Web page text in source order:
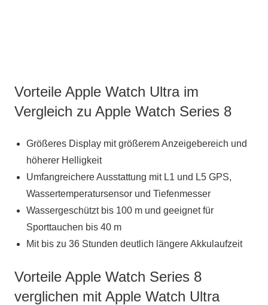
Vorteile Apple Watch Ultra im
Vergleich zu Apple Watch Series 8
Größeres Display mit größerem Anzeigebereich und
höherer Helligkeit
Umfangreichere Ausstattung mit L1 und L5 GPS,
Wassertemperatursensor und Tiefenmesser
Wassergeschützt bis 100 m und geeignet für
Sporttauchen bis 40 m
Mit bis zu 36 Stunden deutlich längere Akkulaufzeit
Vorteile Apple Watch Series 8
verglichen mit Apple Watch Ultra